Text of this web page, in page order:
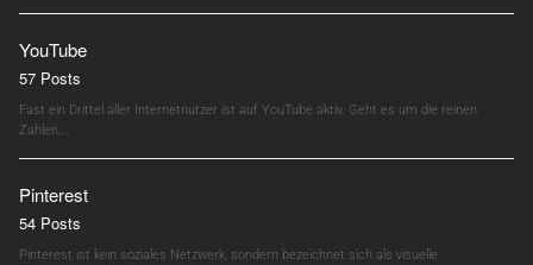
YouTube
57 Posts
Fast ein Drittel aller Internetnutzer ist auf YouTube aktiv. Geht es um die reinen
Zahlen,…
Pinterest
54 Posts
Pinterest ist kein soziales Netzwerk, sondern bezeichnet sich als visuelle